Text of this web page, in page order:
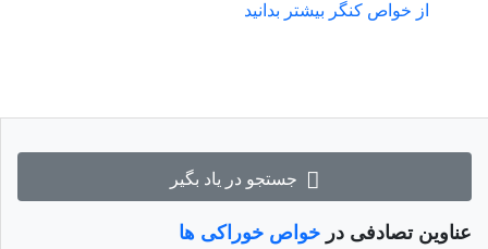
جستجو در یاد بگیر
عناوین تصادفی در خواص خوراکی ها
از خواص کنگر بیشتر بدانید